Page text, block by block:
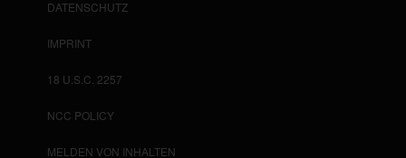
DATENSCHUTZ
IMPRINT
18 U.S.C. 2257
NCC POLICY
MELDEN VON INHALTEN